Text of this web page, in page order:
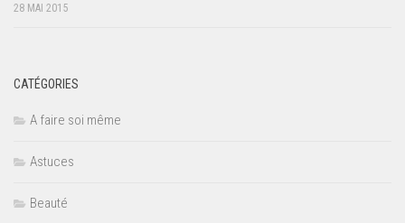
28 MAI 2015
CATÉGORIES
A faire soi même
Astuces
Beauté